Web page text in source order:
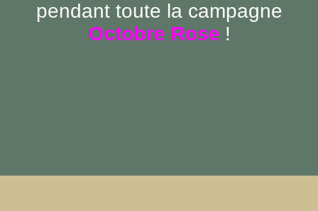
pendant toute la campagne
Octobre Rose !